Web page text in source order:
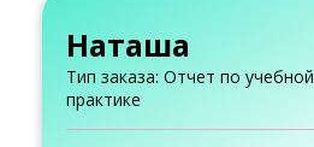
Наташа
Тип заказа: Отчет по учебной
практике